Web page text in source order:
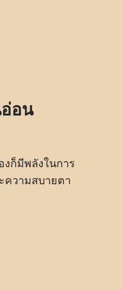
อน
ก็มีพลังในการ
ความสบายตา